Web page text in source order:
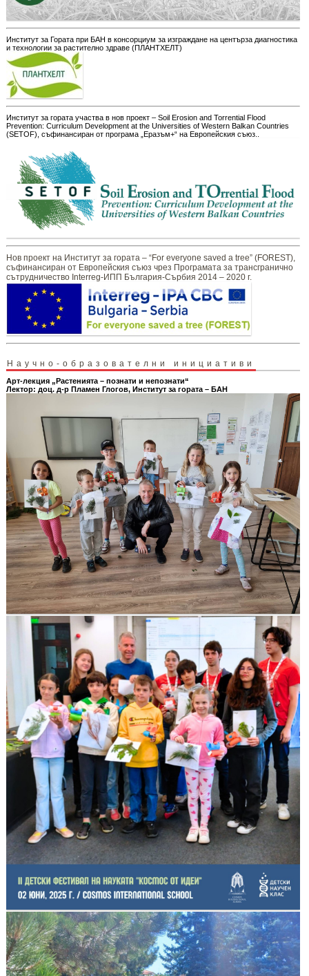
Институт за Гората при БАН в консорциум за изграждане на центърза диагностика
и технологии за растително здраве (ПЛАНТХЕЛТ)
Институт за гората участва в нов проект – Soil Erosion and Torrential Flood
Prevention: Curriculum Development at the Universities of Western Balkan Countries
(SETOF), съфинансиран от програма „Еразъм+“ на Европейския съюз..
Нов проект на Институт за гората – “For everyone saved a tree” (FOREST),
съфинансиран от Европейския съюз чрез Програмата за трансгранично
сътрудничество Interreg-ИПП България-Сърбия 2014 – 2020 г.
Научно-образователни инициативи
Арт-лекция „Растенията – познати и непознати“
Лектор: доц. д-р Пламен Глогов, Институт за гората – БАН